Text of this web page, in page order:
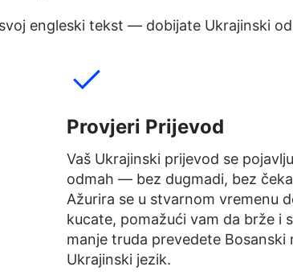
engleski tekst — dobijate Ukrajinski
Provjeri Prijevod
Vaš Ukrajinski prijevod se
odmah — bez dugmadi, bez
Ažurira se u stvarnom vremenu
kucate, pomažući vam da brže i
manje truda prevedete Bosanski
Ukrajinski jezik.